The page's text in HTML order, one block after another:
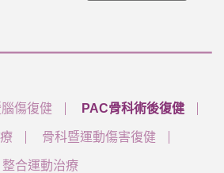
傷復健 PAC骨科術後復健
骨科暨運動傷害復健
整合運動治療